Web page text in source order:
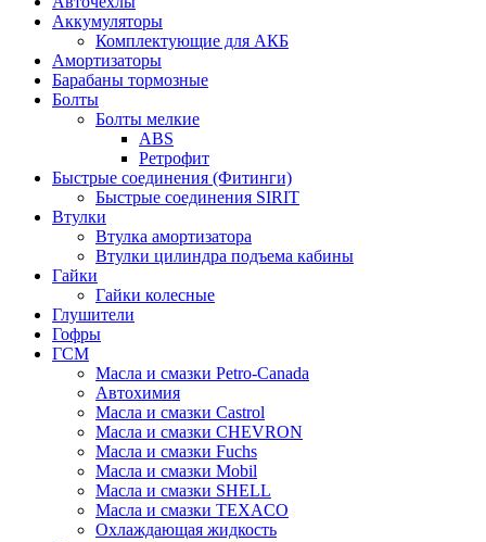
Аккумуляторы
Комплектующие для АКБ
Амортизаторы
Барабаны тормозные
Болты
Болты мелкие
ABS
Ретрофит
Быстрые соединения (Фитинги)
Быстрые соединения SIRIT
Втулки
Втулка амортизатора
Втулки цилиндра подъема кабины
Гайки
Гайки колесные
Глушители
Гофры
ГСМ
Масла и смазки Petro-Canada
Автохимия
Масла и смазки Castrol
Масла и смазки CHEVRON
Масла и смазки Fuchs
Масла и смазки Mobil
Масла и смазки SHELL
Масла и смазки TEXACO
Охлаждающая жидкость